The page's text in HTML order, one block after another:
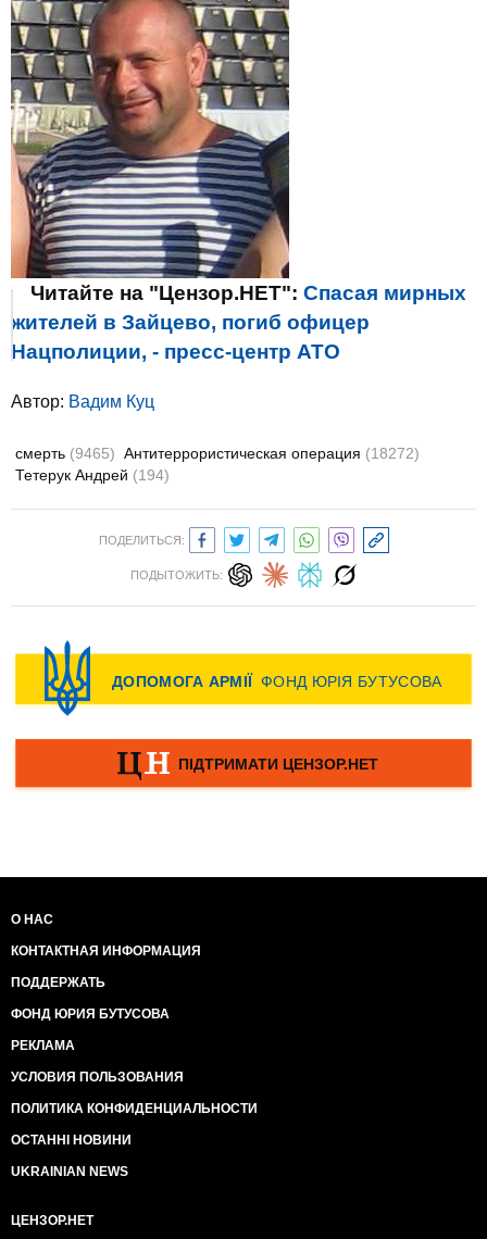
Читайте на "Цензор.НЕТ": Спасая мирных
жителей в Зайцево, погиб офицер
Нацполиции, - пресс-центр АТО
Автор: Вадим Куц
смерть (9465) Антитеррористическая операция (18272)
Тетерук Андрей (194)
ПОДЕЛИТЬСЯ:
ПОДЫТОЖИТЬ:
О НАС
КОНТАКТНАЯ ИНФОРМАЦИЯ
ПОДДЕРЖАТЬ
ФОНД ЮРИЯ БУТУСОВА
РЕКЛАМА
УСЛОВИЯ ПОЛЬЗОВАНИЯ
ПОЛИТИКА КОНФИДЕНЦИАЛЬНОСТИ
ОСТАННІ НОВИНИ
UKRAINIAN NEWS
ЦЕНЗОР.НЕТ